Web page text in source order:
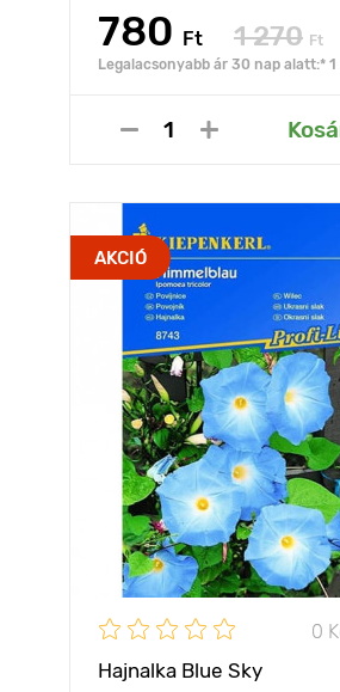
780 Ft 1 270 Ft
Legalacsonyabb ár 30 nap alatt:* 1
AKCIÓ
0
Hajnalka Blue Sky